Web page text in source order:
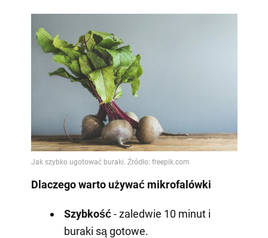
Dlaczego warto używać mikrofalówki
Szybkość- zaledwie 10 minut i
buraki są gotowe.